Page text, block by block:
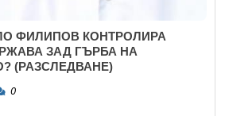
ФИЛИПОВ КОНТРОЛИРА
ЗАД ГЪРБА НА
(РАЗСЛЕДВАНЕ)
0